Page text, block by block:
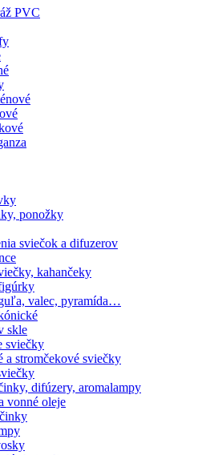
PVC
ponožky
sviečok a difuzerov
kahančeky
valec, pyramída…
skle
sviečky
a stromčekové sviečky
difúzery, aromalampy
vonné oleje